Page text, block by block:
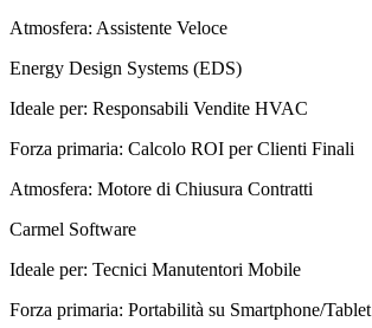
Atmosfera: Assistente Veloce
Energy Design Systems (EDS)
Ideale per: Responsabili Vendite HVAC
Forza primaria: Calcolo ROI per Clienti Finali
Atmosfera: Motore di Chiusura Contratti
Carmel Software
Ideale per: Tecnici Manutentori Mobile
Forza primaria: Portabilità su Smartphone/Tablet